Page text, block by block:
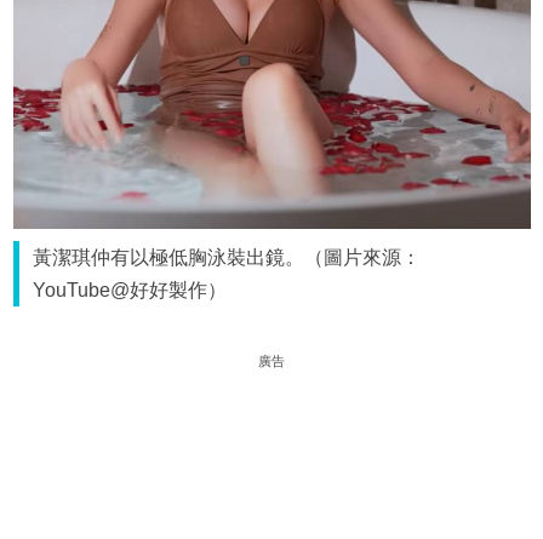
黃潔琪仲有以極低胸泳裝出鏡。（圖片來源：
YouTube@好好製作）
廣告